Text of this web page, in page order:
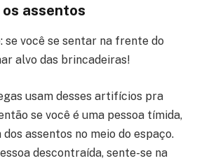
assentos
se você se sentar na frente do
alvo das brincadeiras!
usam desses artifícios pra
se você é uma pessoa tímida,
assentos no meio do espaço.
descontraída, sente-se na